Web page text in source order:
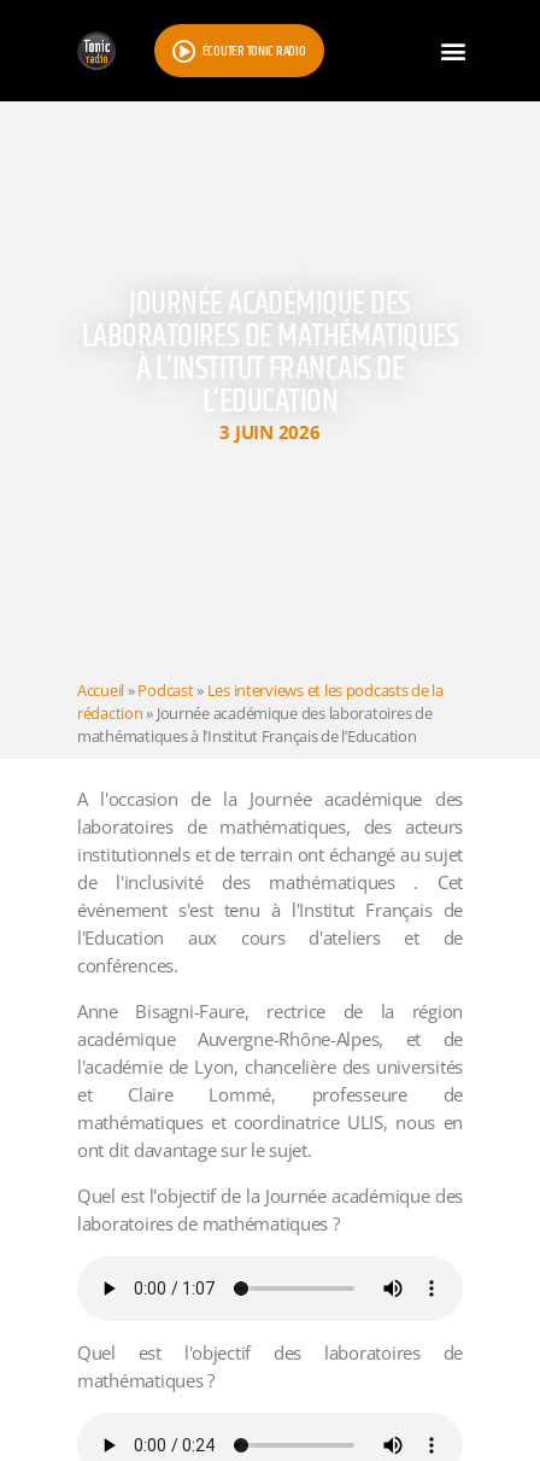
ÉCOUTER TONIC RADIO
JOURNÉE ACADÉMIQUE DES
LABORATOIRES DE MATHÉMATIQUES
À L’INSTITUT FRANÇAIS DE
L’EDUCATION
3 JUIN 2026
Accueil»Podcast» Les interviews et les podcasts de la
rédaction» Journée académique des laboratoires de
mathématiques à l’Institut Français de l’Education
A l'occasion de la Journée académique des
laboratoires de mathématiques, des acteurs
institutionnels et de terrain ont échangé au sujet
de l'inclusivité des mathématiques . Cet
événement s'est tenu à l'Institut Français de
l'Education aux cours d'ateliers et de
conférences.
Anne Bisagni-Faure, rectrice de la région
académique Auvergne-Rhône-Alpes, et de
l'académie de Lyon, chancelière des universités
et Claire Lommé, professeure de
mathématiques et coordinatrice ULIS, nous en
ont dit davantage sur le sujet.
Quel est l'objectif de la Journée académique des
laboratoires de mathématiques ?
Quel est l'objectif des laboratoires de
mathématiques ?